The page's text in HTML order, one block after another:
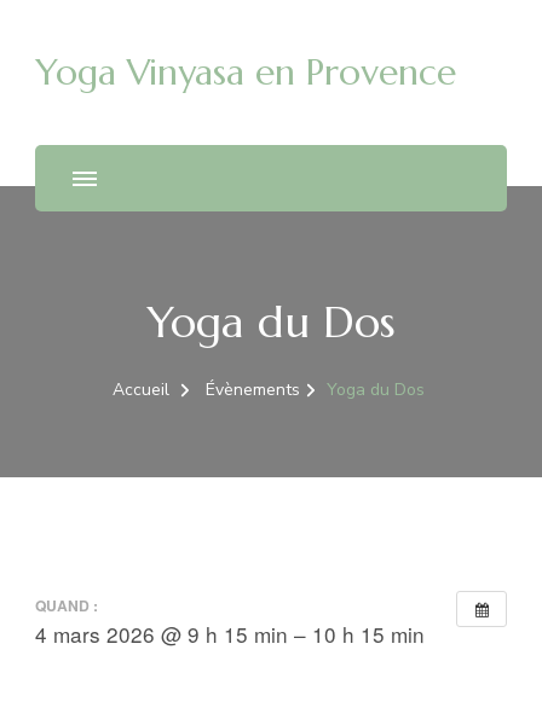
Yoga Vinyasa en Provence
Yoga du Dos
Accueil Évènements Yoga du Dos
QUAND :
4 mars 2026 @ 9 h 15 min – 10 h 15 min